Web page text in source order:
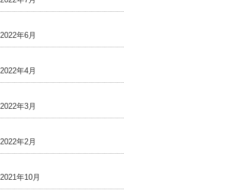
2022年6月
2022年4月
2022年3月
2022年2月
2021年10月